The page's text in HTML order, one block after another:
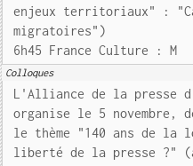
enjeux territoriaux" :
migratoires")
6h45 France Culture : M
Colloques
L'Alliance de la presse
organise le 5 novembre,
le thème "140 ans de la
liberté de la presse ?"